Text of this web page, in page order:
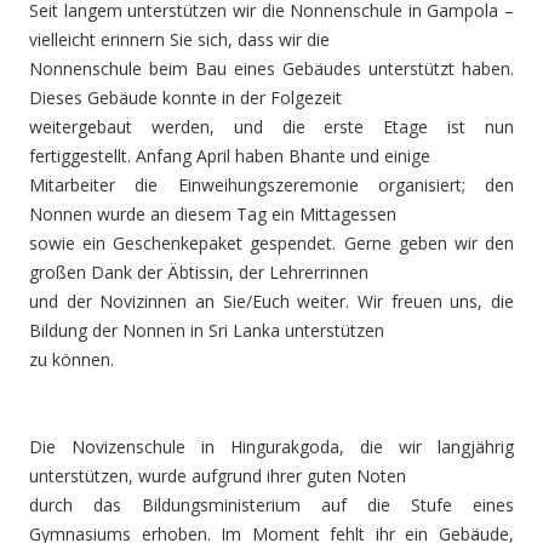
Seit langem unterstützen wir die Nonnenschule in Gampola –
vielleicht erinnern Sie sich, dass wir die
Nonnenschule beim Bau eines Gebäudes unterstützt haben.
Dieses Gebäude konnte in der Folgezeit
weitergebaut werden, und die erste Etage ist nun
fertiggestellt. Anfang April haben Bhante und einige
Mitarbeiter die Einweihungszeremonie organisiert; den
Nonnen wurde an diesem Tag ein Mittagessen
sowie ein Geschenkepaket gespendet. Gerne geben wir den
großen Dank der Äbtissin, der Lehrerrinnen
und der Novizinnen an Sie/Euch weiter. Wir freuen uns, die
Bildung der Nonnen in Sri Lanka unterstützen
zu können.
Die Novizenschule in Hingurakgoda, die wir langjährig
unterstützen, wurde aufgrund ihrer guten Noten
durch das Bildungsministerium auf die Stufe eines
Gymnasiums erhoben. Im Moment fehlt ihr ein Gebäude,